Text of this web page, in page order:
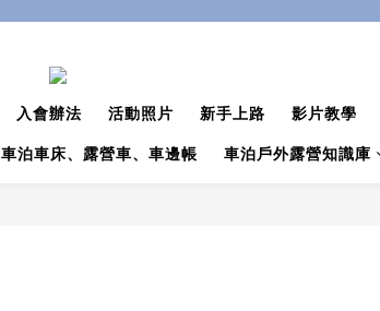
入會辦法 活動照片 新手上路 影片教學
車泊車床、露營車、車邊帳 車泊戶外露營知識庫